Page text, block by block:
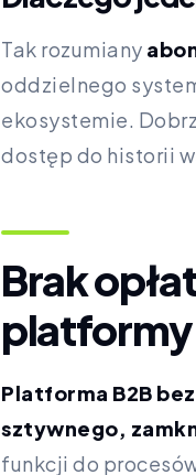
Tak rozumiany
oddzielnego
ekosystemie.
dostęp do historii
Brak
platformy
Platforma B2B
sztywnego,
funkcji do